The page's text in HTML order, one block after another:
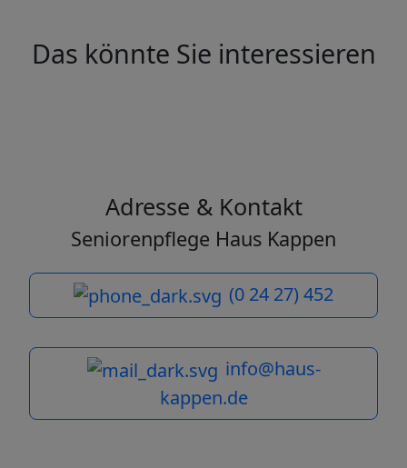
Das könnte Sie interessieren
Adresse & Kontakt
Seniorenpflege Haus Kappen
(0 24 27) 452
info@haus-
kappen.de